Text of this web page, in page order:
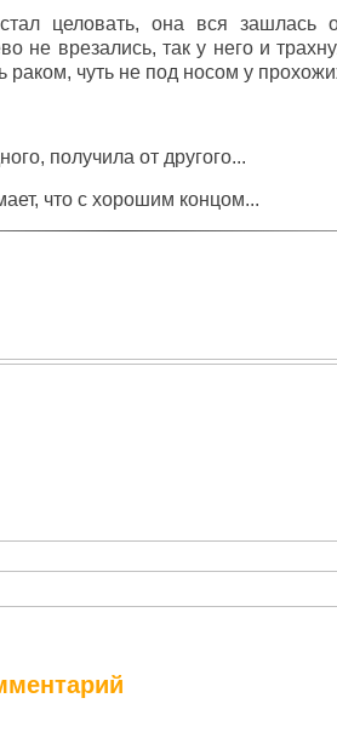
целовать, она вся зашлась
не врезались, так у него и
чуть не под носом у
получила от другого...
что с хорошим концом...